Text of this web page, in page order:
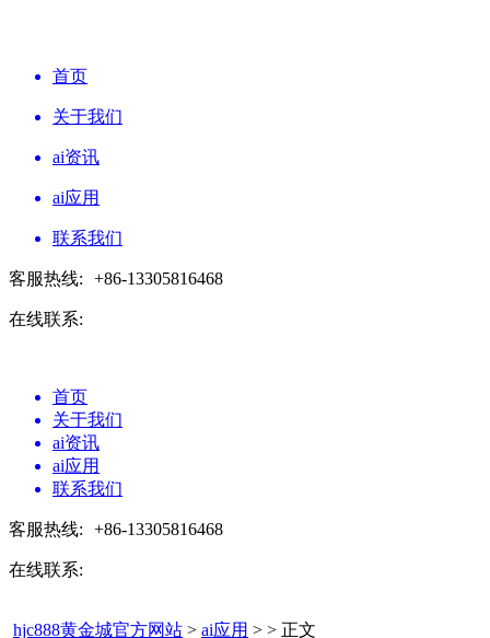
首页
关于我们
ai资讯
ai应用
联系我们
客服热线: +86-13305816468
在线联系:
首页
关于我们
ai资讯
ai应用
联系我们
客服热线: +86-13305816468
在线联系:
hjc888黄金城官方网站 > ai应用 > > 正文